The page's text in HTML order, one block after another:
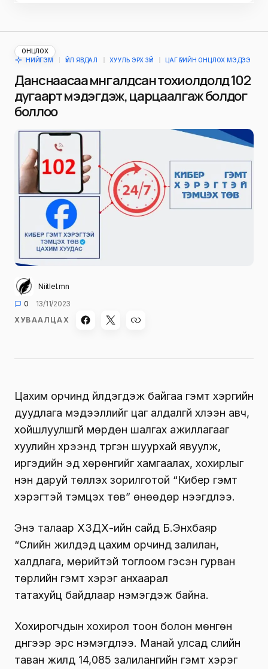
ОНЦЛОХ
НИЙГЭМ
ҮЙЛ ЯВДАЛ ХУУЛЬ ЭРХ ЗҮЙ ЦАГ ҮЕИЙН ОНЦЛОХ МЭДЭЭ
Данснаасаа мөнгө алдсан тохиолдолд 102
дугаарт мэдэгдэж, царцаалгаж болдог
боллоо
Niitlel.mn
0
13/11/2023
ХУВААЛЦАХ
Цахим орчинд үйлдэгдэж байгаа гэмт хэргийн
дуудлага мэдээллийг цаг алдалгүй хүлээн авч,
хойшлуулшгүй мөрдөн шалгах ажиллагааг
хуулийн хүрээнд түргэн шуурхай явуулж,
иргэдийн эд хөрөнгийг хамгаалах, хохирлыг
нэн даруй төлүүлэх зорилготой “Кибер гэмт
хэрэгтэй тэмцэх төв” өнөөдөр нээгдлээ.
Энэ талаар ХЗДХ-ийн сайд Б.Энхбаяр
“Сүүлийн жилүүдэд цахим орчинд залилан,
халдлага, мөрийтэй тоглоом гэсэн гурван
төрлийн гэмт хэрэг анхаарал
татахуйц байдлаар нэмэгдэж байна.
Хохирогчдын хохирол тоон болон мөнгөн
дүнгээр эрс нэмэгдлээ. Манай улсад сүүлийн
таван жилд 14,085 залилангийн гэмт хэрэг